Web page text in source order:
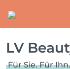
LV
Für Sie. Für